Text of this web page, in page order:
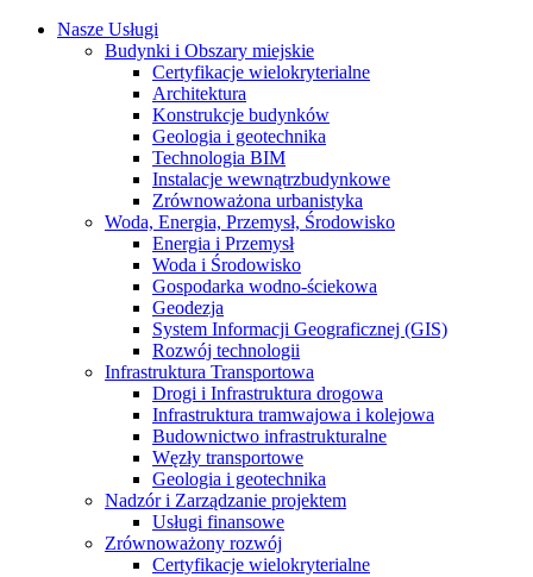
Nasze Usługi
Budynki i Obszary miejskie
Certyfikacje wielokryterialne
Architektura
Konstrukcje budynków
Geologia i geotechnika
Technologia BIM
Instalacje wewnątrzbudynkowe
Zrównoważona urbanistyka
Woda, Energia, Przemysł, Środowisko
Energia i Przemysł
Woda i Środowisko
Gospodarka wodno-ściekowa
Geodezja
System Informacji Geograficznej (GIS)
Rozwój technologii
Infrastruktura Transportowa
Drogi i Infrastruktura drogowa
Infrastruktura tramwajowa i kolejowa
Budownictwo infrastrukturalne
Węzły transportowe
Geologia i geotechnika
Nadzór i Zarządzanie projektem
Usługi finansowe
Zrównoważony rozwój
Certyfikacje wielokryterialne